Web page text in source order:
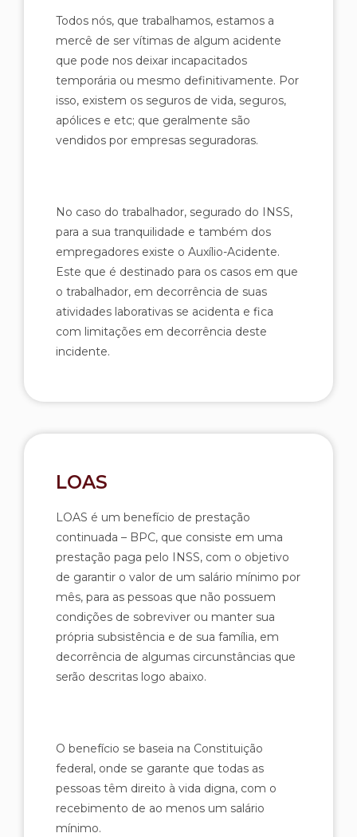
Todos nós, que trabalhamos, estamos a
mercê de ser vítimas de algum acidente
que pode nos deixar incapacitados
temporária ou mesmo definitivamente. Por
isso, existem os seguros de vida, seguros,
apólices e etc; que geralmente são
vendidos por empresas seguradoras.
No caso do trabalhador, segurado do INSS,
para a sua tranquilidade e também dos
empregadores existe o Auxílio-Acidente.
Este que é destinado para os casos em que
o trabalhador, em decorrência de suas
atividades laborativas se acidenta e fica
com limitações em decorrência deste
incidente.
LOAS
LOAS é um benefício de prestação
continuada – BPC, que consiste em uma
prestação paga pelo INSS, com o objetivo
de garantir o valor de um salário mínimo por
mês, para as pessoas que não possuem
condições de sobreviver ou manter sua
própria subsistência e de sua família, em
decorrência de algumas circunstâncias que
serão descritas logo abaixo.
O benefício se baseia na Constituição
federal, onde se garante que todas as
pessoas têm direito à vida digna, com o
recebimento de ao menos um salário
mínimo.